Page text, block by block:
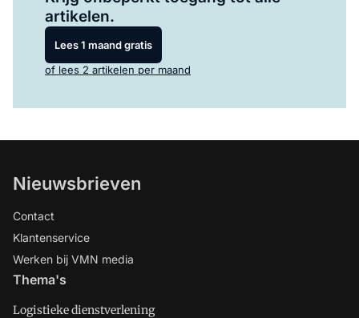
artikelen.
Lees 1 maand gratis
of lees 2 artikelen per maand
Nieuwsbrieven
Contact
Klantenservice
Werken bij VMN media
Thema's
Logistieke dienstverlening